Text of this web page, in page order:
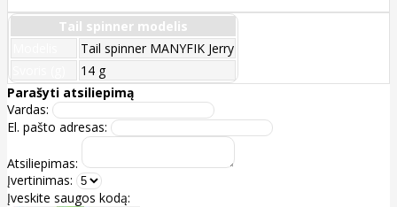
Tail spinner modelis
Tail spinner MANYFIK Jerry
14 g
Parašyti atsiliepimą
Vardas:
El. pašto adresas:
Atsiliepimas:
Įvertinimas:
Įveskite saugos kodą: